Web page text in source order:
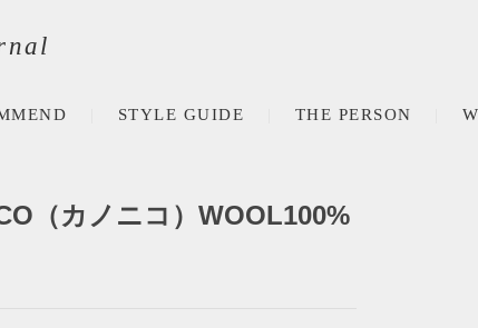
STYLE GUIDE THE PERSON
（カノニコ）WOOL100%